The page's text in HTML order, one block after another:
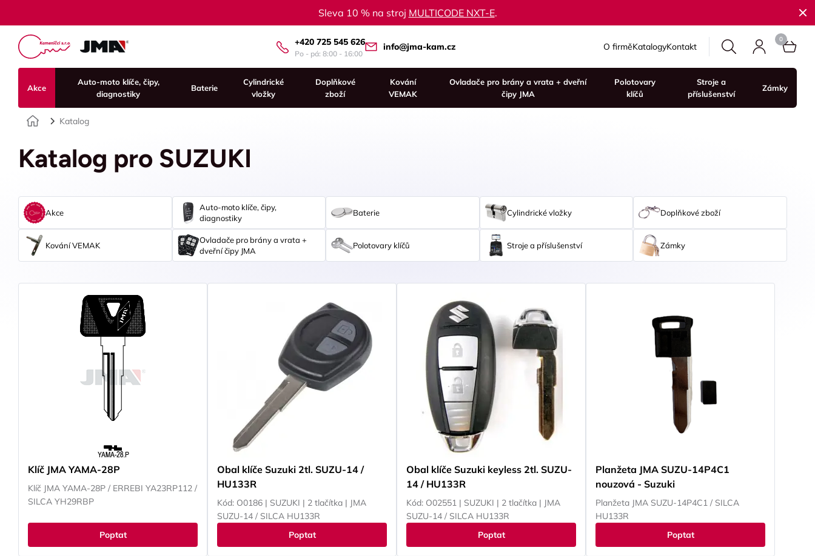
Sleva 10 % na stroj MULTICODE NXT-E.
+420 725 545 626
Po - pá: 8:00 - 16:00
info@jma-kam.cz O firměKatalogyKontakt
Akce
Auto-moto klíče, čipy,
diagnostiky
Baterie
Cylindrické
vložky
Doplňkové
zboží
Kování
VEMAK
Ovladače pro brány a vrata + dveřní
čipy JMA
Polotovary
klíčů
Stroje a
příslušenství
Zámky
Úvod
Katalog
Katalog pro SUZUKI
Akce
Auto-moto klíče, čipy,
diagnostiky
Baterie Cylindrické vložky Doplňkové zboží
Kování VEMAK
Ovladače pro brány a vrata +
dveřní čipy JMA
Polotovary klíčů Stroje a příslušenství Zámky
Klíč JMA YAMA-28P
Klíč JMA YAMA-28P / ERREBI YA23RP112 /
SILCA YH29RBP
Poptat
Obal klíče Suzuki 2tl. SUZU-14 /
HU133R
Kód: O0186 | SUZUKI | 2 tlačítka | JMA
SUZU-14 / SILCA HU133R
Poptat
Obal klíče Suzuki keyless 2tl. SUZU-
14 / HU133R
Kód: O02551 | SUZUKI | 2 tlačítka | JMA
SUZU-14 / SILCA HU133R
Poptat
Planžeta JMA SUZU-14P4C1
nouzová - Suzuki
Planžeta JMA SUZU-14P4C1 / SILCA
HU133R
Poptat